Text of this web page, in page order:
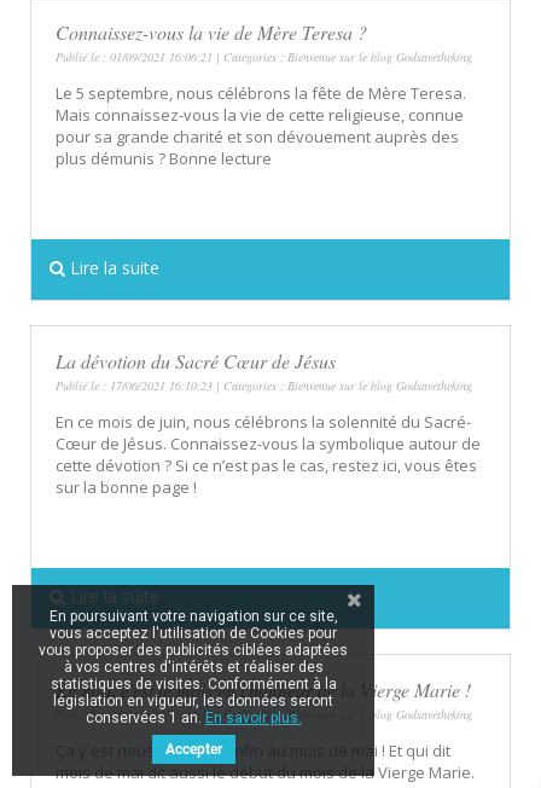
Connaissez-vous la vie de Mère Teresa ?
Publié le : 01/09/2021 16:06:21 | Catégories : Bienvenue sur le blog Godsavetheking
Le 5 septembre, nous célébrons la fête de Mère Teresa.
Mais connaissez-vous la vie de cette religieuse, connue
pour sa grande charité et son dévouement auprès des
plus démunis ? Bonne lecture
Lire la suite
La dévotion du Sacré Cœur de Jésus
Publié le : 17/06/2021 16:10:23 | Catégories : Bienvenue sur le blog Godsavetheking
En ce mois de juin, nous célébrons la solennité du Sacré-
Cœur de Jésus. Connaissez-vous la symbolique autour de
cette dévotion ? Si ce n’est pas le cas, restez ici, vous êtes
sur la bonne page !
Lire la suite
En mai, c'est le mois en l'honneur de la Vierge Marie !
Publié le : 27/04/2021 16:43:37 | Catégories : Bienvenue sur le blog Godsavetheking
Ça y est nous sommes enfin au mois de mai ! Et qui dit
mois de mai dit aussi le début du mois de la Vierge Marie.
En poursuivant votre navigation sur ce site,
vous acceptez l'utilisation de Cookies pour
vous proposer des publicités ciblées adaptées
à vos centres d'intérêts et réaliser des
statistiques de visites. Conformément à la
législation en vigueur, les données seront
conservées 1 an. En savoir plus.
Accepter